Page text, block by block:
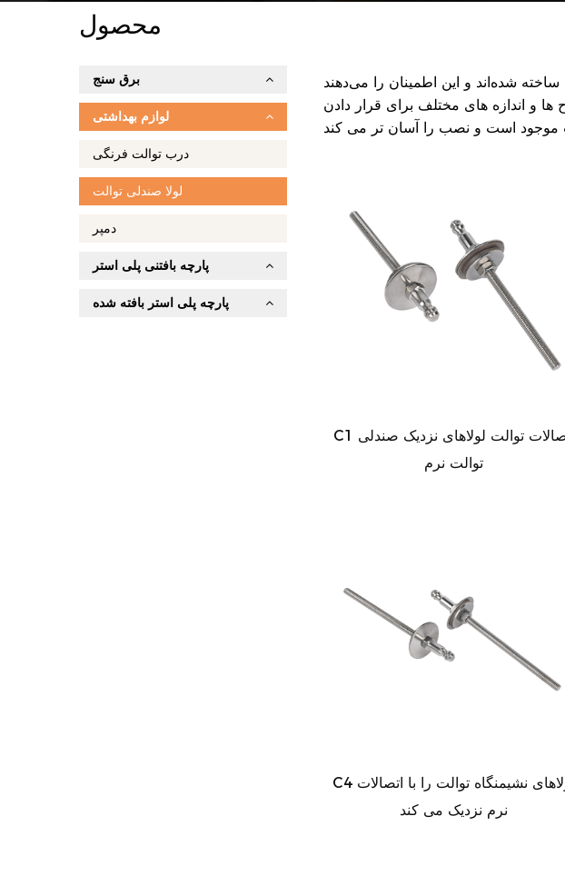
محصول
برق سنج
لوازم بهداشتی
درب توالت فرنگی
لولا صندلی توالت
دمپر
پارچه بافتنی پلی استر
پارچه پلی استر بافته شده
ساخته شده‌اند و این اطمینان را می‌دهند
و اندازه های مختلف برای قرار دادن
C1 اتصالات توالت لولاهای نزدیک صندلی
توالت نرم
C4 لولاهای نشیمنگاه توالت را با اتصالات
نرم نزدیک می کند